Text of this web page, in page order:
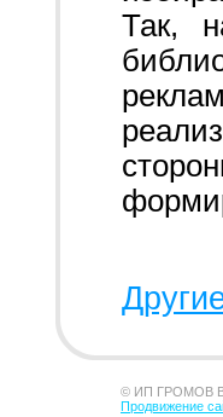
Так,
© ИП ГРОМОВ
Продвижение